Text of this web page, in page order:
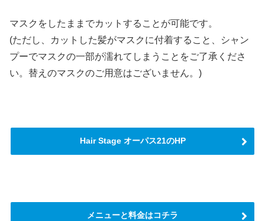
マスクをしたままでカットすることが可能です。
(ただし、カットした髪がマスクに付着すること、シャン
プーでマスクの一部が濡れてしまうことをご了承くださ
い。替えのマスクのご用意はございません。)
Hair Stage オーパス21のHP
メニューと料金はコチラ